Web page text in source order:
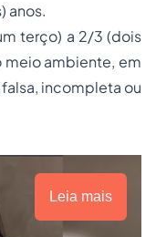
anos.
terço) a 2/3 (dois
meio ambiente, em
incompleta ou
Leia mais